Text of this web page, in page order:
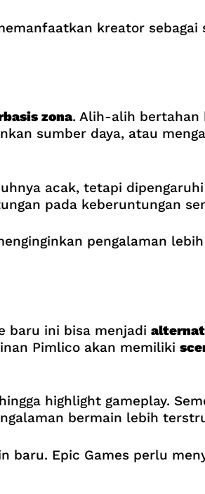
kreator sebagai
zona. Alih-alih bertahan
sumber daya, atau
acak, tetapi
pada keberuntungan
pengalaman
baru ini bisa menjadi
Pimlico akan memiliki
highlight gameplay.
bermain lebih
baru. Epic Games perlu